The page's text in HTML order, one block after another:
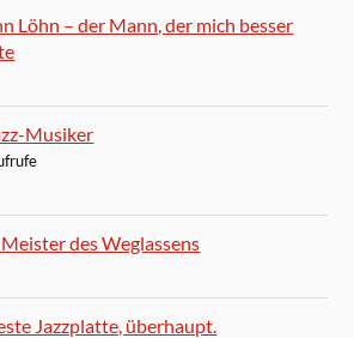
Löhn – der Mann, der mich besser
Musiker
des Weglassens
Jazzplatte, überhaupt.